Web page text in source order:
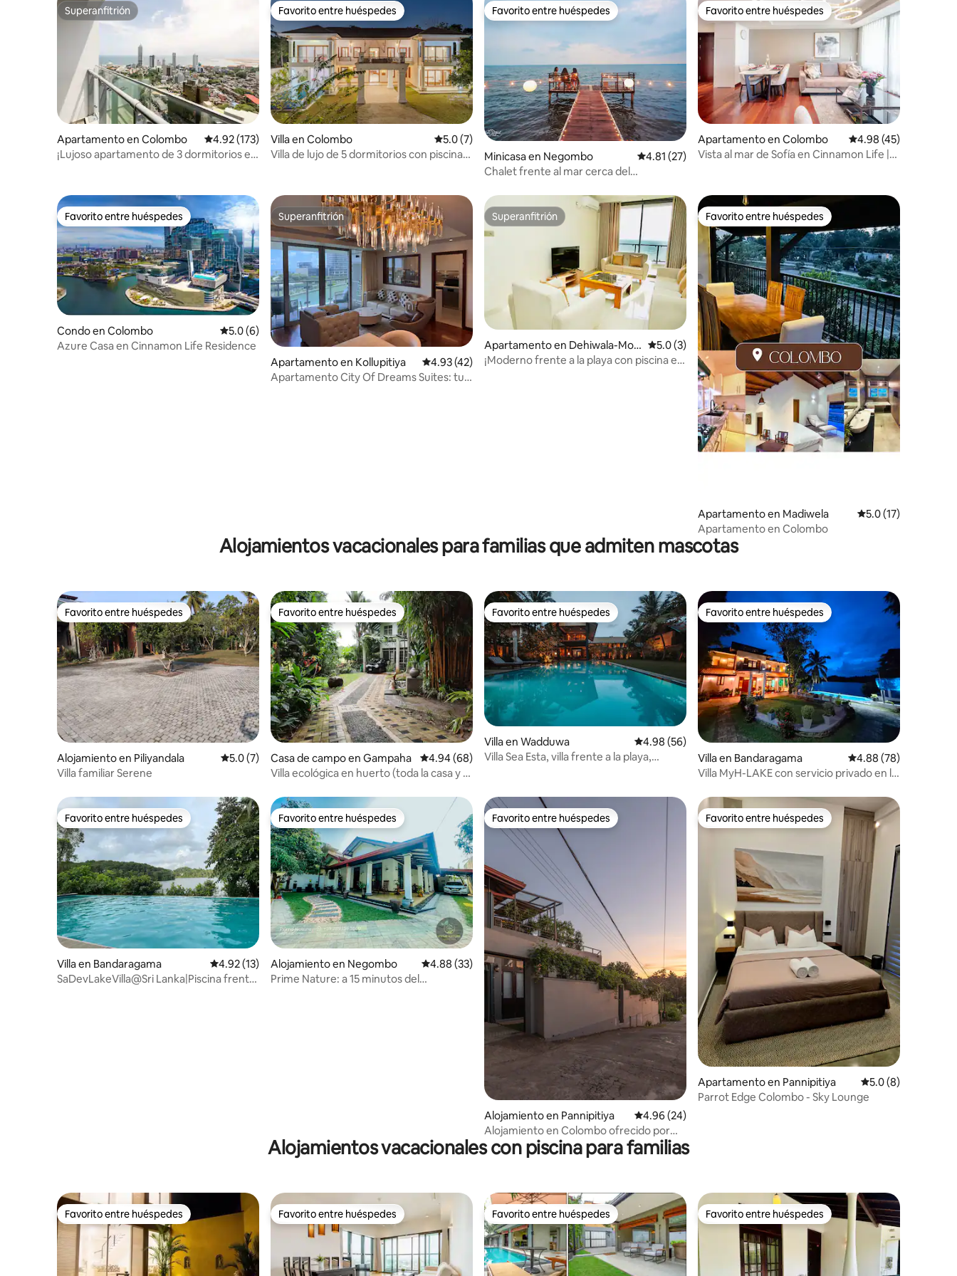
Superanfitrión
Superanfitrión
Apartamento en Colombo Calificación promedio: 4.92 de 5, 173 reseñas
4.92 (173)
¡Lujoso apartamento de 3 dormitorios en
Favorito entre huéspedes
Favorito entre huéspedes
Villa en Colombo Calificación promedio: 5.0 de 5, 7 reseñas
5.0 (7)
Villa de lujo de 5 dormitorios con piscina
Favorito entre huéspedes
Favorito entre huéspedes
Minicasa en Negombo Calificación promedio: 4.81 de 5, 27 reseñas
4.81 (27)
Chalet frente al mar cerca del
Favorito entre huéspedes
Favorito entre huéspedes
Apartamento en Colombo Calificación
4.98 (45)
Vista al mar de Sofía en Cinnamon Life |
Favorito entre huéspedes
Favorito entre huéspedes
Condo en Colombo Calificación promedio: 5.0 de 5, 6 reseñas
5.0 (6)
Azure Casa en Cinnamon Life Residence
Superanfitrión
Superanfitrión
Apartamento en Kollupitiya Calificación promedio: 4.93 de 5, 42 reseñas
4.93 (42)
Apartamento City Of Dreams Suites: tu
Superanfitrión
Superanfitrión
Apartamento en Dehiwala-Mou
nt Lavinia
Calificación promedio: 5.0 de 5, 3 reseñas
5.0 (3)
¡Moderno frente a la playa con piscina en
Favorito entre huéspedes
Favorito entre huéspedes
Apartamento en Madiwela Calificación
5.0 (17)
Apartamento en Colombo
Alojamientos vacacionales para familias que admiten mascotas
Favorito entre huéspedes
Favorito entre huéspedes
Alojamiento en Piliyandala Calificación promedio: 5.0 de 5, 7 reseñas
5.0 (7)
Villa familiar Serene
Favorito entre huéspedes
Favorito entre huéspedes
Casa de campo en Gampaha Calificación promedio: 4.94 de 5, 68 reseñas
4.94 (68)
Villa ecológica en huerto (toda la casa y el
Favorito entre huéspedes
Favorito entre huéspedes
Villa en Wadduwa Calificación promedio: 4.98 de 5, 56 reseñas
4.98 (56)
Villa Sea Esta, villa frente a la playa,
Favorito entre huéspedes
Favorito entre huéspedes
Villa en Bandaragama Calificación
4.88 (78)
Villa MyH-LAKE con servicio privado en la
Favorito entre huéspedes
Favorito entre huéspedes
Villa en Bandaragama Calificación promedio: 4.92 de 5, 13 reseñas
4.92 (13)
SaDevLakeVilla@Sri Lanka|Piscina frente
Favorito entre huéspedes
Favorito entre huéspedes
Alojamiento en Negombo Calificación promedio: 4.88 de 5, 33 reseñas
4.88 (33)
Prime Nature: a 15 minutos del
Favorito entre huéspedes
Favorito entre huéspedes
Alojamiento en Pannipitiya Calificación promedio: 4.96 de 5, 24 reseñas
4.96 (24)
Alojamiento en Colombo ofrecido por
Clove
Favorito entre huéspedes
Favorito entre huéspedes
Apartamento en Pannipitiya Calificación
5.0 (8)
Parrot Edge Colombo - Sky Lounge
Alojamientos vacacionales con piscina para familias
Favorito entre huéspedes
Favorito entre huéspedes Favorito entre huéspedes
Favorito entre huéspedes Favorito entre huéspedes
Favorito entre huéspedes Favorito entre huéspedes
Favorito entre huéspedes